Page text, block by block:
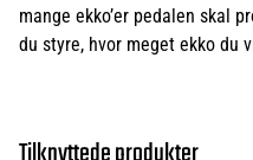
mange ekko’er pedalen skal
du styre, hvor meget ekko du